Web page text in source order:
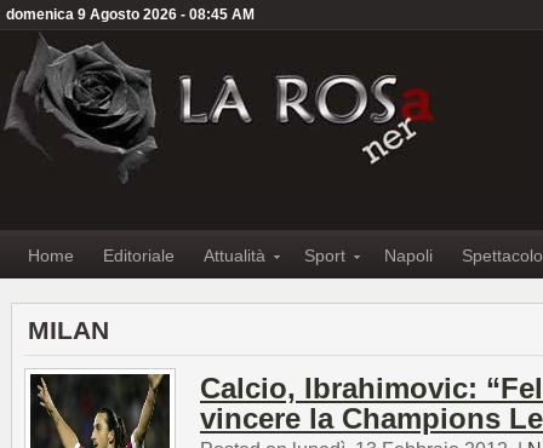
domenica 9 Agosto 2026 - 08:45 AM
Home Editoriale Attualità Sport Napoli Spettacolo
MILAN
Calcio, Ibrahimovic:
vincere la Champions